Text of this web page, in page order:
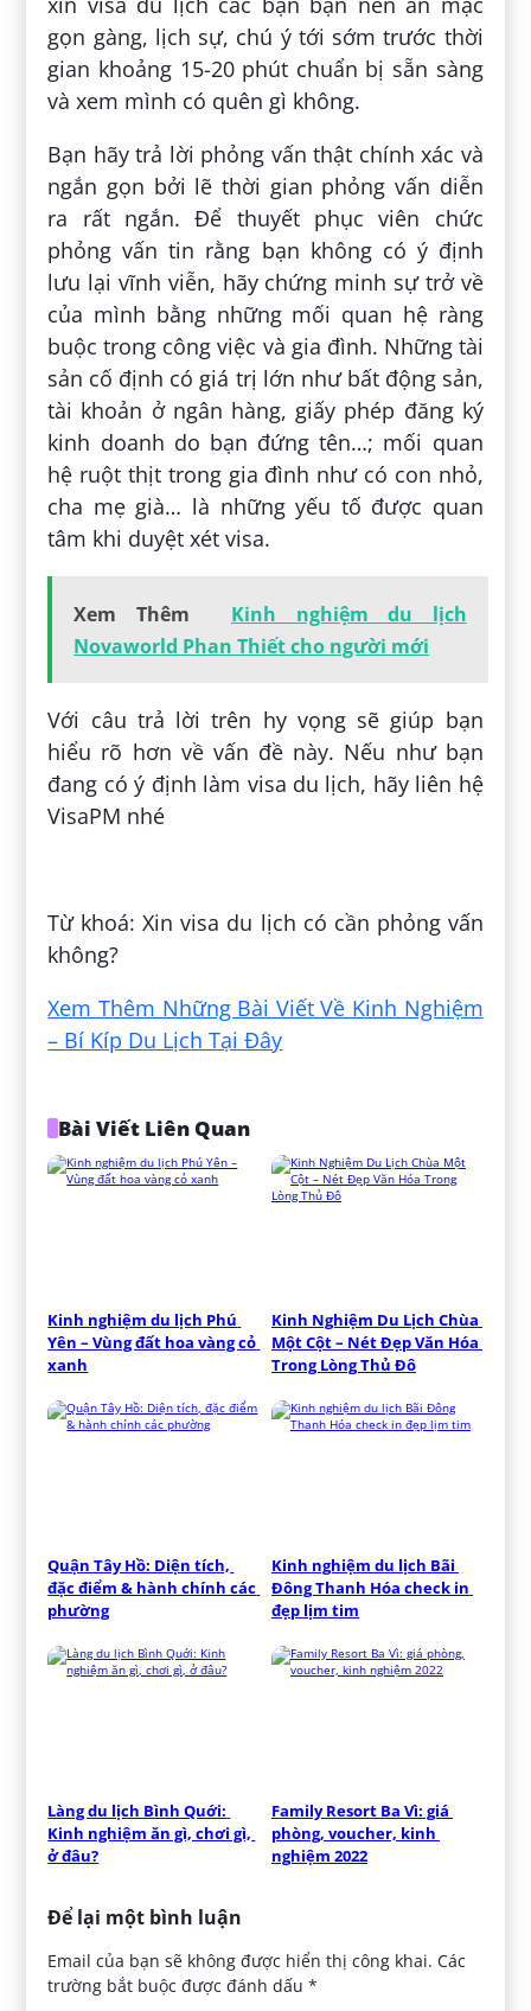
gọn gàng, lịch sự, chú ý tới sớm trước thời
gian khoảng 15-20 phút chuẩn bị sẵn sàng
và xem mình có quên gì không.
Bạn hãy trả lời phỏng vấn thật chính xác và
ngắn gọn bởi lẽ thời gian phỏng vấn diễn
ra rất ngắn. Để thuyết phục viên chức
phỏng vấn tin rằng bạn không có ý định
lưu lại vĩnh viễn, hãy chứng minh sự trở về
của mình bằng những mối quan hệ ràng
buộc trong công việc và gia đình. Những tài
sản cố định có giá trị lớn như bất động sản,
tài khoản ở ngân hàng, giấy phép đăng ký
kinh doanh do bạn đứng tên…; mối quan
hệ ruột thịt trong gia đình như có con nhỏ,
cha mẹ già… là những yếu tố được quan
tâm khi duyệt xét visa.
Xem Thêm
Kinh nghiệm du lịch
Novaworld Phan Thiết cho người mới
Với câu trả lời trên hy vọng sẽ giúp bạn
hiểu rõ hơn về vấn đề này. Nếu như bạn
đang có ý định làm visa du lịch, hãy liên hệ
VisaPM nhé
Từ khoá: Xin visa du lịch có cần phỏng vấn
không?
Xem Thêm Những Bài Viết Về Kinh Nghiệm
– Bí Kíp Du Lịch Tại Đây
Bài Viết Liên Quan
Kinh nghiệm du lịch Phú
Yên – Vùng đất hoa vàng cỏ
xanh
Kinh Nghiệm Du Lịch Chùa
Một Cột – Nét Đẹp Văn Hóa
Trong Lòng Thủ Đô
Quận Tây Hồ: Diện tích,
đặc điểm & hành chính các
phường
Kinh nghiệm du lịch Bãi
Đông Thanh Hóa check in
đẹp lịm tim
Làng du lịch Bình Quới:
Kinh nghiệm ăn gì, chơi gì,
ở đâu?
Family Resort Ba Vì: giá
phòng, voucher, kinh
nghiệm 2022
Để lại một bình luận
Email của bạn sẽ không được hiển thị công khai. Các
trường bắt buộc được đánh dấu*